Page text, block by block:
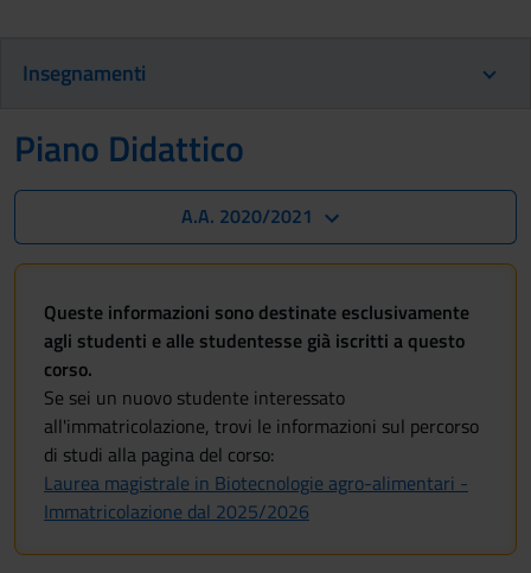
Insegnamenti
Piano Didattico
A.A. 2020/2021
Queste informazioni sono destinate esclusivamente
agli studenti e alle studentesse già iscritti a questo
corso.
Se sei un nuovo studente interessato
all'immatricolazione, trovi le informazioni sul percorso
di studi alla pagina del corso:
Laurea magistrale in Biotecnologie agro-alimentari -
Immatricolazione dal 2025/2026